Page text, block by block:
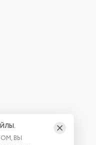
ВЫ